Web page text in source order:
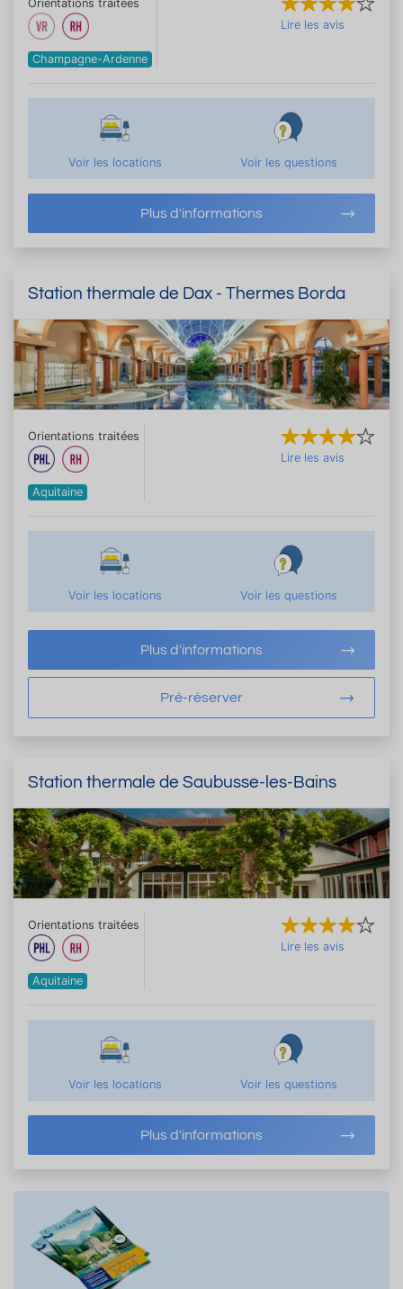
Orientations traitées
Champagne-Ardenne
Lire les avis
Voir les locations Voir les questions
Plus d'informations
Station thermale de Dax - Thermes Borda
Orientations traitées
Aquitaine
Lire les avis
Voir les locations Voir les questions
Plus d'informations
Pré-réserver
Station thermale de Saubusse-les-Bains
Orientations traitées
Aquitaine
Lire les avis
Voir les locations Voir les questions
Plus d'informations